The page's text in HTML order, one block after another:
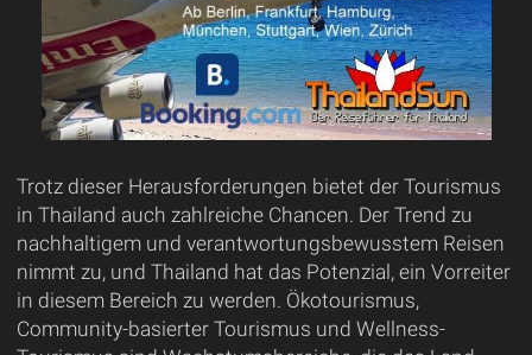
Trotz dieser Herausforderungen bietet der Tourismus
in Thailand auch zahlreiche Chancen. Der Trend zu
nachhaltigem und verantwortungsbewusstem Reisen
nimmt zu, und Thailand hat das Potenzial, ein Vorreiter
in diesem Bereich zu werden. Ökotourismus,
Community-basierter Tourismus und Wellness-